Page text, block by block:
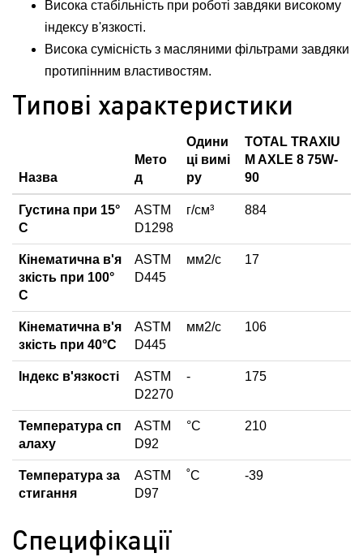
Висока стабільність при роботі завдяки високому
індексу в'язкості.
Висока сумісність з масляними фільтрами завдяки
протипінним властивостям.
Типові характеристики
Назва
Мето
д
Одини
ці вимі
ру
TOTAL TRAXIU
M AXLE 8 75W-
90
Густина при 15°
С
ASTM
D1298
г/см³ 884
Кінематична в'я
зкість при 100°
С
ASTM
D445
мм2/с 17
Кінематична в'я
зкість при 40°С
ASTM
D445
мм2/с 106
Індекс в'язкості
ASTM
D2270
- 175
Температура сп
алаху
ASTM
D92
°C 210
Температура за
стигання
ASTM
D97
˚С -39
Специфікації